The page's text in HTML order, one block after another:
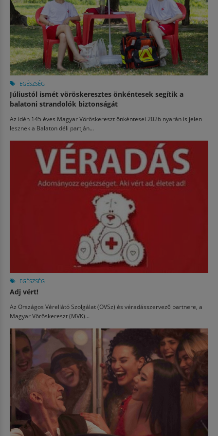
EGÉSZSÉG
Júliustól ismét vöröskeresztes önkéntesek segítik a
balatoni strandolók biztonságát
Az idén 145 éves Magyar Vöröskereszt önkéntesei 2026 nyarán is jelen
lesznek a Balaton déli partján...
EGÉSZSÉG
Adj vért!
Az Országos Vérellátó Szolgálat (OVSz) és véradásszervező partnere, a
Magyar Vöröskereszt (MVK)...